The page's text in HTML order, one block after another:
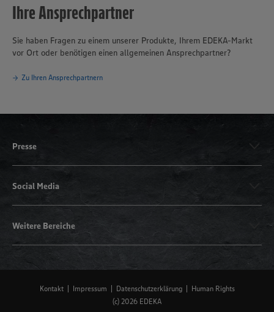
Ihre Ansprechpartner
Sie haben Fragen zu einem unserer Produkte, Ihrem EDEKA-Markt
vor Ort oder benötigen einen allgemeinen Ansprechpartner?
Zu Ihren Ansprechpartnern
Presse
Social Media
Weitere Bereiche
Kontakt Impressum Datenschutzerklärung
Human Rights
(c) 2026 EDEKA